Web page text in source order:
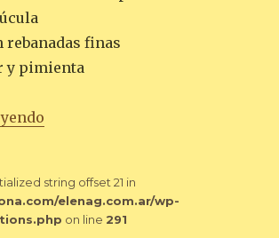
rebanadas finas
y pimienta
string offset 21 in
elenag.com.ar/wp-
on line 291